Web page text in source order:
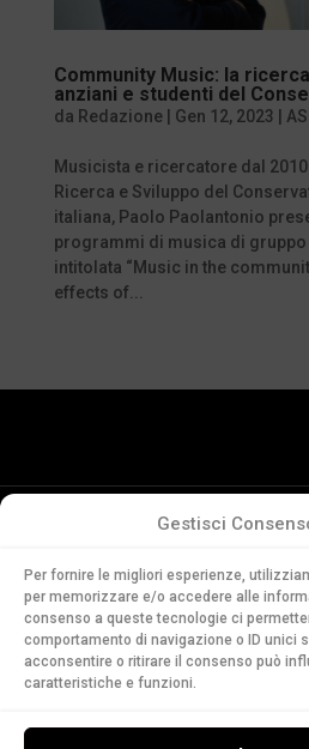
Gestisci
Per fornire le migliori esperienze,
per memorizzare e/o accedere alle
consenso a queste tecnologie ci
comportamento di navigazione o ID unici
acconsentire o ritirare il consenso può
caratteristiche e funzioni.
Community Music: la
anziani e studenti del
da Redazione| Gen 12, 2023
Musicista e ricercatore dal
Ricerca e Sviluppo del
italiana, Paolo Paolantonio
programmi di musica di gruppo
intitolata “Music in the
effects of...
della Svizzera
Via Soldino
CH-6900
T. +41 91 960
LEGGI